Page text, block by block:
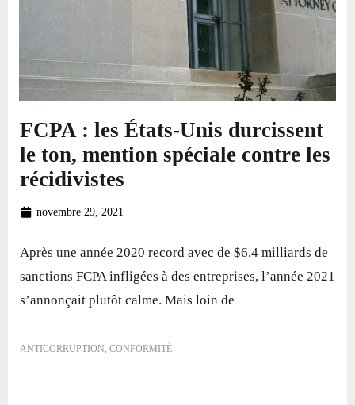
FCPA : les États-Unis durcissent
le ton, mention spéciale contre les
récidivistes
novembre 29, 2021
Après une année 2020 record avec de $6,4 milliards de
sanctions FCPA infligées à des entreprises, l’année 2021
s’annonçait plutôt calme. Mais loin de
ANTICORRUPTION, CONFORMITÉ